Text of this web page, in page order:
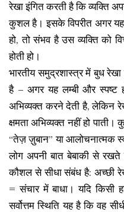
रेखा इंगित करती है कि व्यक्ति
कुशल है। इसके विपरीत अगर यह
हो, तो संभव है उस व्यक्ति को
होती हो।
भारतीय समुद्रशास्त्र में बुध
है – अगर यह लम्बी और स्पष्ट
अभिव्यक्त करने देती है, लेकिन
क्षमता अभिव्यक्त नहीं हो
“तेज़ ज़ुबान” या आलोचनात्मक
लोग अपनी बात बेबाकी से
कौशल से सीधा संबंध है: अच्छी
= संचार में बाधा। यदि किसी
सर्वोत्तम स्थिति यह है कि वह